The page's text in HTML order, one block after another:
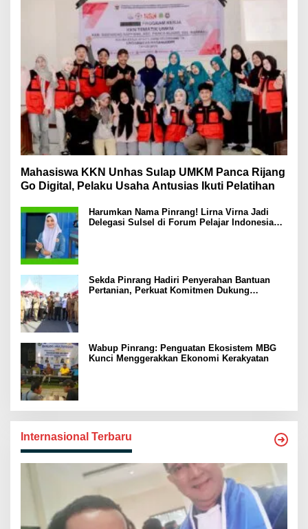
Mahasiswa KKN Unhas Sulap UMKM Panca Rijang
Go Digital, Pelaku Usaha Antusias Ikuti Pelatihan
Harumkan Nama Pinrang! Lirna Virna Jadi
Delegasi Sulsel di Forum Pelajar Indonesia
Sekda Pinrang Hadiri Penyerahan Bantuan
Pertanian, Perkuat Komitmen Dukung
Wabup Pinrang: Penguatan Ekosistem MBG
Kunci Menggerakkan Ekonomi Kerakyatan
Internasional Terbaru